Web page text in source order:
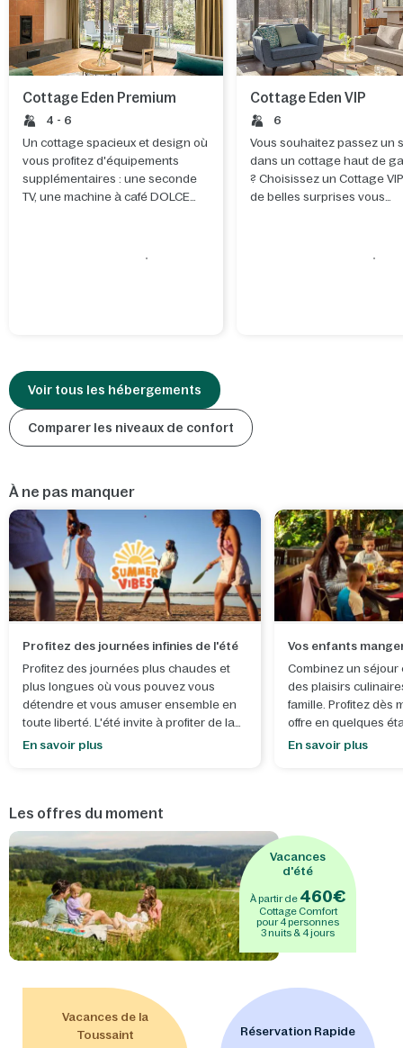
Cottage Eden Premium
4 - 6
Un cottage spacieux et design où
vous profitez d'équipements
supplémentaires : une seconde
TV, une machine à café DOLCE
Cottage Eden VIP
6
Vous souhaitez passez un
dans un cottage haut de
? Choisissez un Cottage
de belles surprises vous
Voir tous les hébergements
Comparer les niveaux de confort
À ne pas manquer
Profitez des journées infinies de l'été
Profitez des journées plus chaudes et
plus longues où vous pouvez vous
détendre et vous amuser ensemble en
toute liberté. L'été invite à profiter de la
vie en plein air, à vivre des moments
- Laissez libre cours à votre créativité
lors de nosateliers d'été, où vous
réaliserez ensemble quelque chose de
beau, parfaitement adapté à la saison,
pour une dose supplémentaire de
convivialité estivale. Construisez et
décorez votre propremini-stand de
glacesou créez uncoffre au trésor
avec une serrurepour y garder vos
rien de tel que de profiter ensemble des
toboggans sensationnels d'
, une
façon parfaite de terminer
En savoir plus
Vos enfants
Combinez un séjour
des plaisirs
famille. Profitez dès
offre en quelques
démarrer votre
3. Dans votre panier,
sélectionnez
Pension"
section
minimum 1 forfait
souhaités
En savoir plus
Les offres du moment
Vacances
d'été
À partir de 460€
Cottage Comfort
pour 4 personnes
3 nuits & 4 jours
Vacances de la
Toussaint
Réservation Rapide